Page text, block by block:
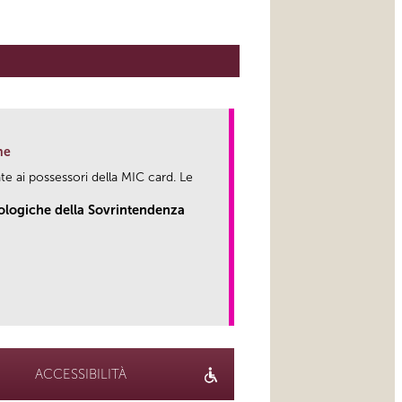
ai possessori della MIC card. Le
della Sovrintendenza
ACCESSIBILITÀ